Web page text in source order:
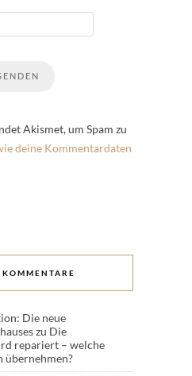
Akismet, um Spam zu
deine Kommentardaten
KOMMENTARE
Die neue
zu Die
repariert – welche
übernehmen?